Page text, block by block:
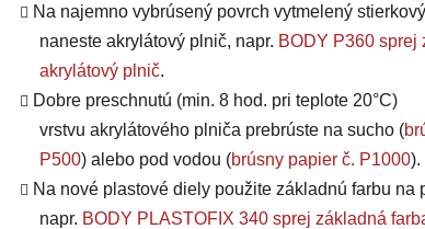
Na najemno vybrúsený povrch vytmelený
naneste akrylátový plnič, napr. BODY P360 sprej
akrylátový plnič.
Dobre preschnutú (min. 8 hod. pri teplote 20°C)
vrstvu akrylátového plniča prebrúste na sucho (
P500) alebo pod vodou (brúsny papier č. P1000).
Na nové plastové diely použite základnú farbu na
napr. BODY PLASTOFIX 340 sprej základná